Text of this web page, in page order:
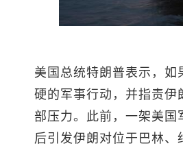
美国总统特朗普表示，
硬的军事行动，并指责
部压力。此前，一架美国
后引发伊朗对位于巴林